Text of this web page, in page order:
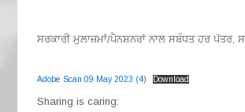
ਸਰਕਾਰੀ ਮੁਲਾਜ਼ਮਾਂ/ਪੈਨਸ਼ਨਰਾਂ ਨਾਲ ਸਬੰਧਤ ਹਰ
Adobe Scan 09 May 2023 (4) Download
Sharing is caring: